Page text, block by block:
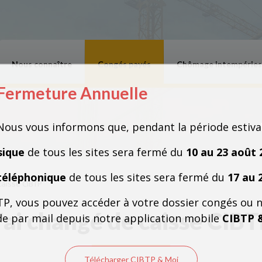
Nous connaître Congés payés Chômage intempéries
CIBTP
changé de caisse
Annuelle
vous informons que, pendant la période
de tous les sites sera fermé du 10 au 23 août
de tous les sites sera fermé du 17 au
vous pouvez accéder à votre dossier congés ou
par mail depuis notre application mobile CIBTP
Télécharger CIBTP & Moi